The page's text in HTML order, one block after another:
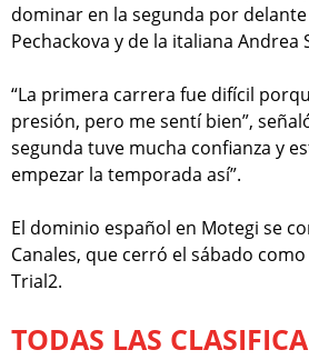
dominar en la segunda por
Pechackova y de la italiana Andrea
“La primera carrera fue difícil
presión, pero me sentí bien”,
segunda tuve mucha confianza y
empezar la temporada así”.
El dominio español en Motegi se
Canales, que cerró el sábado
Trial2.
TODAS LAS